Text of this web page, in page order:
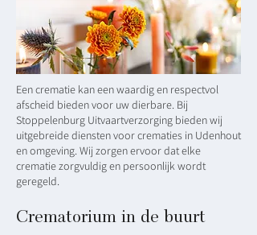
Een crematie kan een waardig en respectvol
afscheid bieden voor uw dierbare. Bij
Stoppelenburg Uitvaartverzorging bieden wij
uitgebreide diensten voor crematies in Udenhout
en omgeving. Wij zorgen ervoor dat elke
crematie zorgvuldig en persoonlijk wordt
geregeld.
Crematorium in de buurt